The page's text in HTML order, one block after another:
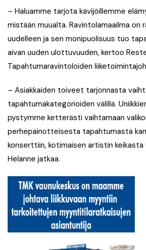
– Haluamme tarjota kävijöillemme
mistään muualta. Ravintolamaailma on
uudelleen ja sen monipuolisuus tuo
aivan uuden ulottuvuuden, kertoo
Tapahtumaravintoloiden
– Asiakkaiden toiveet tarjonnasta
tapahtumakategorioiden välillä.
pystymme ketterästi vaihtamaan
perhepainotteisesta tapahtumasta
konserttiin, kotimaisen artistin keikasta
Helanne jatkaa.